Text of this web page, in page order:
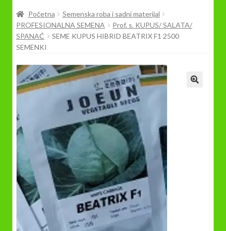
Prodavnica
Početna
Semenska roba i sadni materijal
PROFESIONALNA SEMENA
Prof. s. KUPUS/ SALATA/
SPANAĆ
SEME KUPUS HIBRID BEATRIX F1 2500
SEMENKI